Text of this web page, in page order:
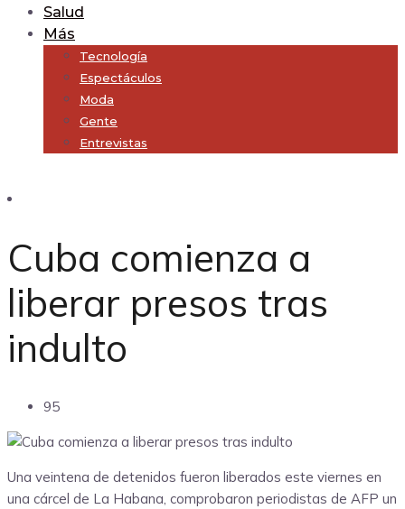
Salud
Más
Tecnología
Espectáculos
Moda
Gente
Entrevistas
Cuba comienza a
liberar presos tras
indulto
95
Una veintena de detenidos fueron liberados este viernes en
una cárcel de La Habana, comprobaron periodistas de AFP un